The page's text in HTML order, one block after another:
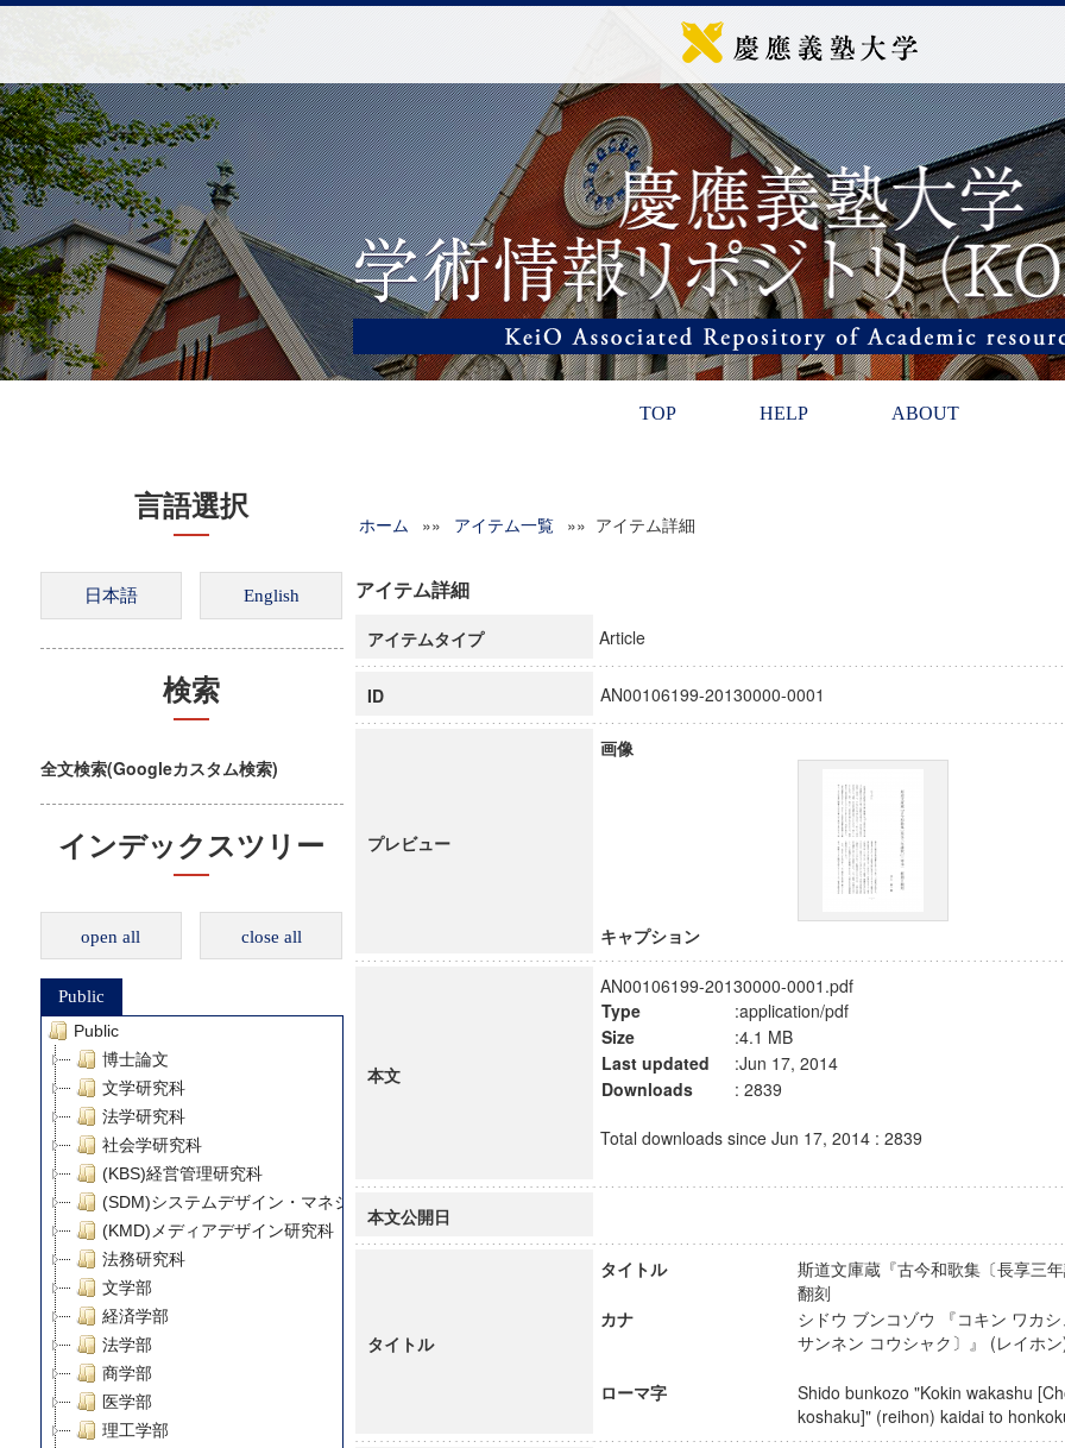
TOP HELP ABOUT
言語選択
検索
全文検索(Googleカスタム検索)
インデックスツリー
open all close all
Public
Public
博士論文
文学研究科
法学研究科
社会学研究科
(KBS)経営管理研究科
(SDM)システムデザイン・マネジメント研究科
(KMD)メディアデザイン研究科
法務研究科
文学部
経済学部
法学部
商学部
医学部
理工学部
ホーム »» アイテム一覧 »» アイテム詳細
アイテム詳細
アイテムタイプ Article
ID AN00106199-20130000-0001
プレビュー
画像
キャプション
本文
AN00106199-20130000-0001.pdf
Type
:application/pdf
Size
:4.1 MB
Last updated
:Jun 17, 2014
Downloads
: 2839
Total downloads since Jun 17, 2014 : 2839
本文公開日
タイトル
タイトル
斯道文庫蔵『古今和歌集〔長享三
翻刻
カナ
シドウ ブンコゾウ 『コキン ワカ
サンネン コウシャク〕』 (レイホ
ローマ字
Shido bunkozo "Kokin wakashu
koshaku]" (reihon) kaidai to